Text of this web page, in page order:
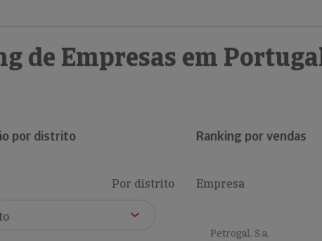
de Empresas em
por distrito
Por distrito
Ranking por vendas
Empresa
Petrogal, S.a.